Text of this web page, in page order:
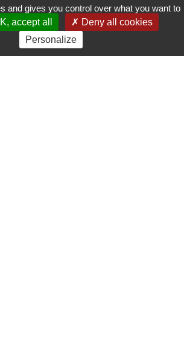
va, mais on a rendez-vous à la sortie d’un
and gives you control over what you want to
accept all
Deny all cookies
Personalize